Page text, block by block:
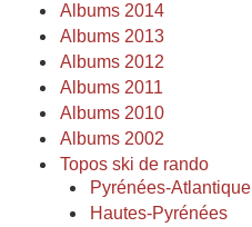
Albums 2014
Albums 2013
Albums 2012
Albums 2011
Albums 2010
Albums 2002
Topos ski de rando
Pyrénées-Atlantique
Hautes-Pyrénées